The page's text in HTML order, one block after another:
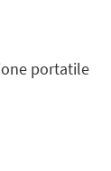
portatile